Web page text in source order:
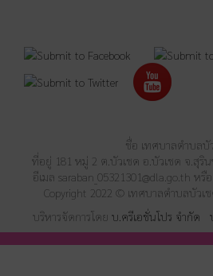
ชื่อ เทศบาลตำบลบั
ที่อยู่ 181 หมู่ 2 ต.บัวเชด อ.บัวเชด จ.สุริน
อีเมล saraban_05321301@dla.go.th หรือ
Copyright 2022 © เทศบาลตำบลบัวเช
บริหารจัดการโดย บ.ครีเอชั่นโปร จำกัด